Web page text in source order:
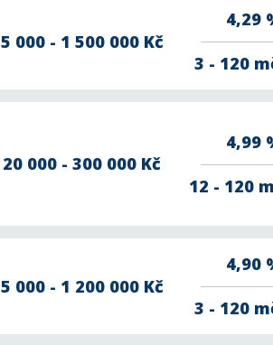
5 000 - 1 500 000 Kč
4,29
3 - 120
20 000 - 300 000 Kč
4,99
12 - 120
5 000 - 1 200 000 Kč
4,90
3 - 120